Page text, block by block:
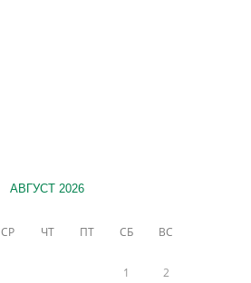
АВГУСТ 2026
СР ЧТ ПТ СБ ВС
1 2